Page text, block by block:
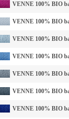
VENNE 100% BIO
VENNE 100% BIO
VENNE 100% BIO
VENNE 100% BIO
VENNE 100% BIO
VENNE 100% BIO
VENNE 100% BIO